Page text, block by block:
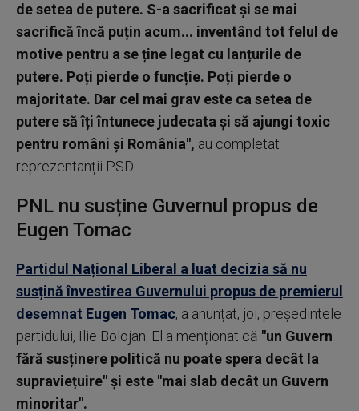
de setea de putere. S-a sacrificat și se mai
sacrifică încă puțin acum... inventând tot felul de
motive pentru a se ține legat cu lanțurile de
putere. Poți pierde o funcție. Poți pierde o
majoritate. Dar cel mai grav este ca setea de
putere să îți întunece judecata și să ajungi toxic
pentru români și România", au completat
reprezentanții PSD.
PNL nu susține Guvernul propus de
Eugen Tomac
Partidul Național Liberal a luat decizia să nu
susțină învestirea Guvernului propus de premierul
desemnat Eugen Tomac, a anunțat, joi, președintele
partidului, Ilie Bolojan. El a menționat că "un Guvern
fără susținere politică nu poate spera decât la
supraviețuire" și este "mai slab decât un Guvern
minoritar".